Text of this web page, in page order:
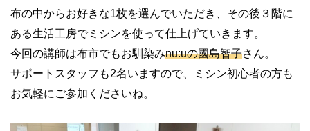
布の中からお好きな1枚を選んでいただき、その後３階に
ある生活工房でミシンを使って仕上げていきます。
今回の講師は布市でもお馴染みnu:uの國島智子さん。
サポートスタッフも2名いますので、ミシン初心者の方も
お気軽にご参加くださいね。